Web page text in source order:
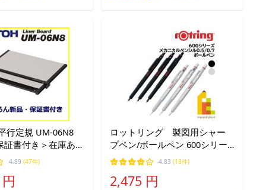
行定規 UM-06N8
証書付き＞在庫あ
4.89 (47件)
ロットリング 製図用シャー
プペン/ボールペン 600シリー
ズ(メカニカルペンシル0.5/0.7/
ボールペン)【ブラック/シルバ
ー】
4.83 (18件)
2,475 円